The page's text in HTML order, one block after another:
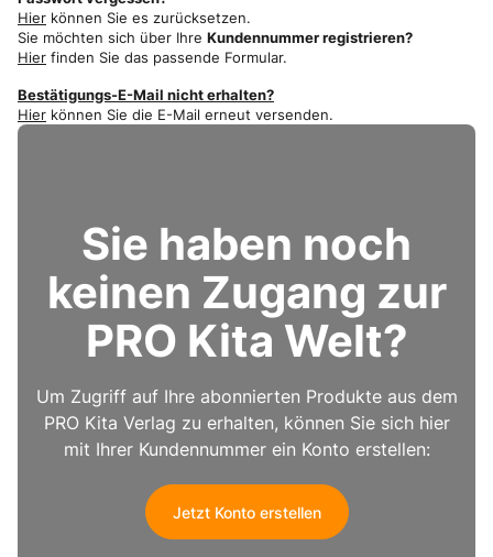
Hier können Sie es zurücksetzen.
Sie möchten sich über Ihre Kundennummer registrieren?
Hier finden Sie das passende Formular.
Bestätigungs-E-Mail nicht erhalten?
Hier können Sie die E-Mail erneut versenden.
Sie haben noch
keinen Zugang zur
PRO Kita Welt?
Um Zugriff auf Ihre abonnierten Produkte aus dem
PRO Kita Verlag zu erhalten, können Sie sich hier
mit Ihrer Kundennummer ein Konto erstellen:
Jetzt Konto erstellen